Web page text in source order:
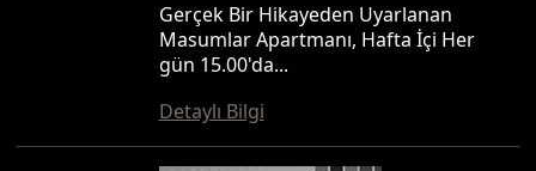
Gerçek Bir Hikayeden Uyarlanan
Masumlar Apartmanı, Hafta İçi Her
gün 15.00'da...
Detaylı Bilgi